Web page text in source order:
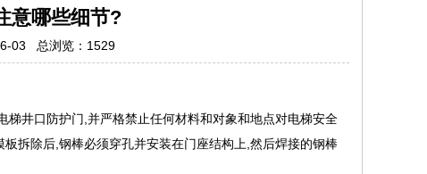
意哪些细节?
03 总浏览： 1529
井口防护门,并严格禁止任何材料和对象和地点对电梯安全
拆除后,钢棒必须穿孔并安装在门座结构上,然后焊接的钢棒